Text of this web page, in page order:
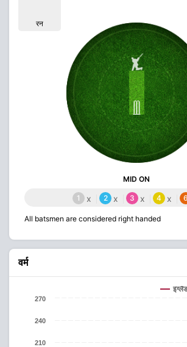
रन
MID ON
1 x 2 x 3 x 4 x 6
All batsmen are considered right handed
वर्म
210
240
270